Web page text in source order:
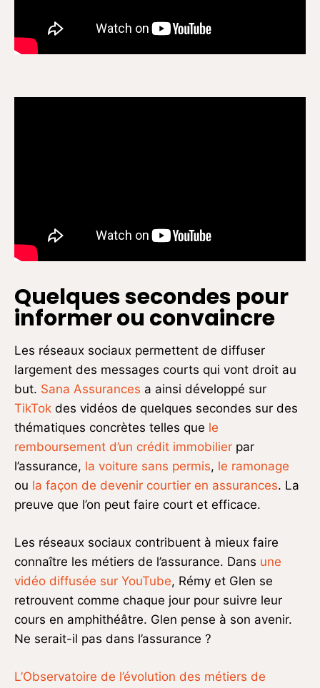
Quelques secondes pour
informer ou convaincre
Les réseaux sociaux permettent de diffuser
largement des messages courts qui vont droit au
but. Sana Assurances a ainsi développé sur
TikTok des vidéos de quelques secondes sur des
thématiques concrètes telles que le
remboursement d’un crédit immobilier par
l’assurance, la voiture sans permis, le ramonage
ou la façon de devenir courtier en assurances. La
preuve que l’on peut faire court et efficace.
Les réseaux sociaux contribuent à mieux faire
connaître les métiers de l’assurance. Dans une
vidéo diffusée sur YouTube, Rémy et Glen se
retrouvent comme chaque jour pour suivre leur
cours en amphithéâtre. Glen pense à son avenir.
Ne serait-il pas dans l’assurance ?
L’Observatoire de l’évolution des métiers de